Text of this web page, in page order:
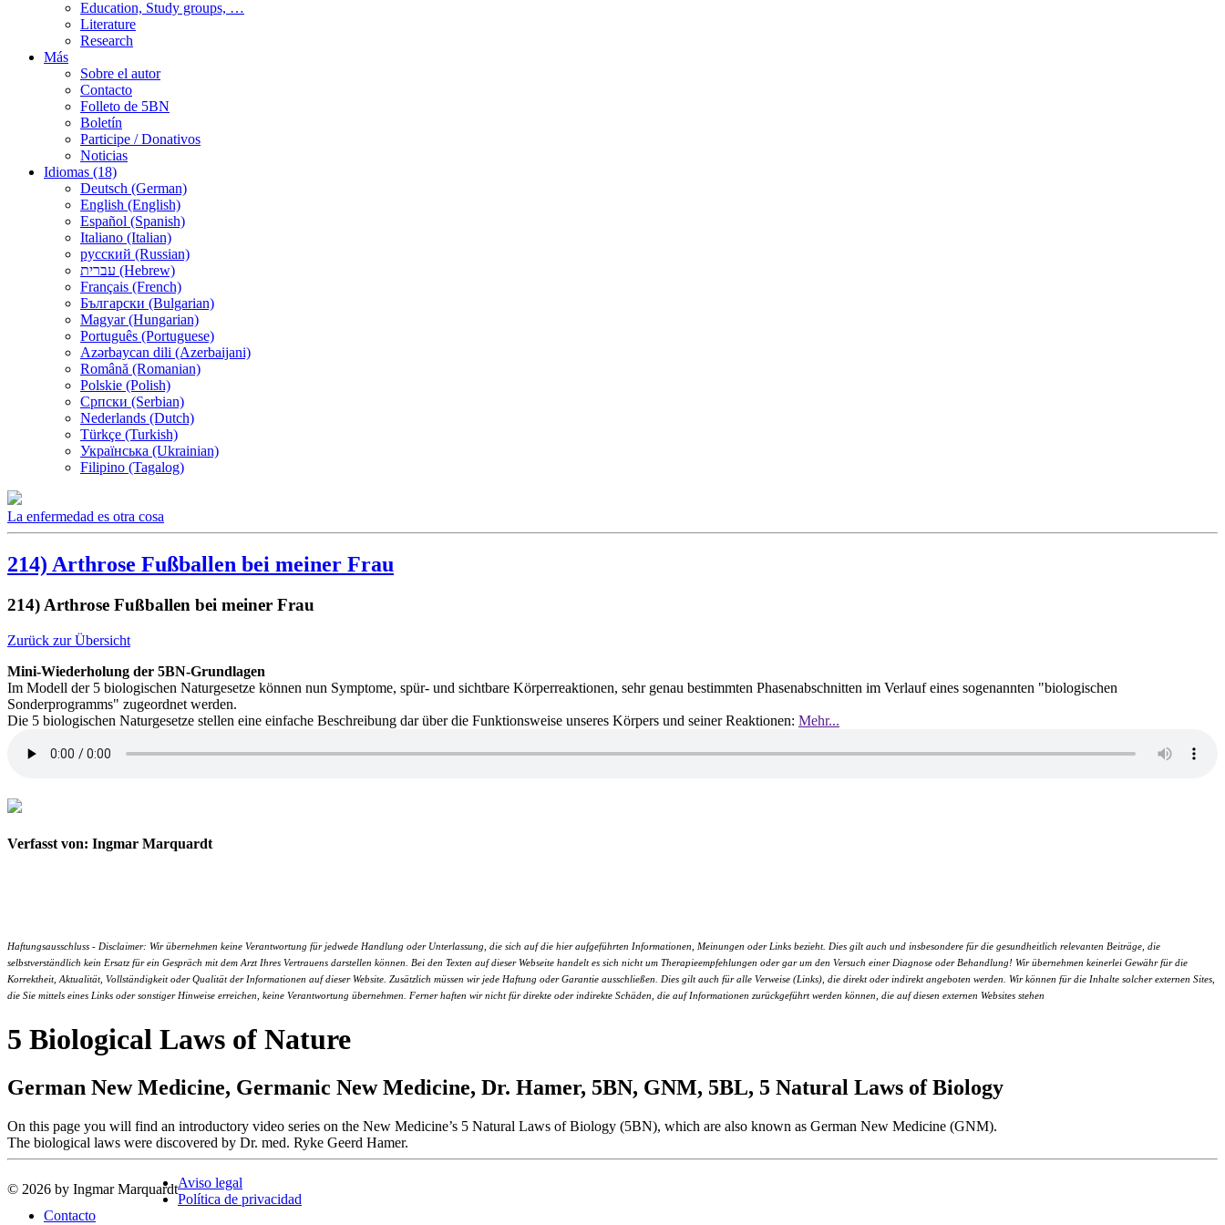
Education, Study groups, …
Literature
Research
Más
Sobre el autor
Contacto
Folleto de 5BN
Boletín
Participe / Donativos
Noticias
Idiomas (18)
Deutsch (German)
English (English)
Español (Spanish)
Italiano (Italian)
русский (Russian)
עברית (Hebrew)
Français (French)
Български (Bulgarian)
Magyar (Hungarian)
Português (Portuguese)
Azərbaycan dili (Azerbaijani)
Română (Romanian)
Polskie (Polish)
Српски (Serbian)
Nederlands (Dutch)
Türkçe (Turkish)
Українська (Ukrainian)
Filipino (Tagalog)
La enfermedad es otra cosa
214) Arthrose Fußballen bei meiner Frau
214) Arthrose Fußballen bei meiner Frau
Zurück zur Übersicht
Mini-Wiederholung der 5BN-Grundlagen
Im Modell der 5 biologischen Naturgesetze können nun Symptome, spür- und sichtbare Körperreaktionen, sehr genau bestimmten Phasenabschnitten im Verlauf eines sogenannten "biologischen
Sonderprogramms" zugeordnet werden.
Die 5 biologischen Naturgesetze stellen eine einfache Beschreibung dar über die Funktionsweise unseres Körpers und seiner Reaktionen: Mehr...
Verfasst von: Ingmar Marquardt
Haftungsausschluss - Disclaimer: Wir übernehmen keine Verantwortung für jedwede Handlung oder Unterlassung, die sich auf die hier aufgeführten Informationen, Meinungen oder Links bezieht. Dies gilt auch und insbesondere für die gesundheitlich relevanten Beiträge, die
selbstverständlich kein Ersatz für ein Gespräch mit dem Arzt Ihres Vertrauens darstellen können. Bei den Texten auf dieser Webseite handelt es sich nicht um Therapieempfehlungen oder gar um den Versuch einer Diagnose oder Behandlung! Wir übernehmen keinerlei Gewähr für die
Korrektheit, Aktualität, Vollständigkeit oder Qualität der Informationen auf dieser Website. Zusätzlich müssen wir jede Haftung oder Garantie ausschließen. Dies gilt auch für alle Verweise (Links), die direkt oder indirekt angeboten werden. Wir können für die Inhalte solcher externen Sites,
die Sie mittels eines Links oder sonstiger Hinweise erreichen, keine Verantwortung übernehmen. Ferner haften wir nicht für direkte oder indirekte Schäden, die auf Informationen zurückgeführt werden können, die auf diesen externen Websites stehen
5 Biological Laws of Nature
German New Medicine, Germanic New Medicine, Dr. Hamer, 5BN, GNM, 5BL, 5 Natural Laws of Biology
On this page you will find an introductory video series on the New Medicine’s 5 Natural Laws of Biology (5BN), which are also known as German New Medicine (GNM).
The biological laws were discovered by Dr. med. Ryke Geerd Hamer.
© 2026 by Ingmar MarquardtAviso legal
Política de privacidad
Contacto